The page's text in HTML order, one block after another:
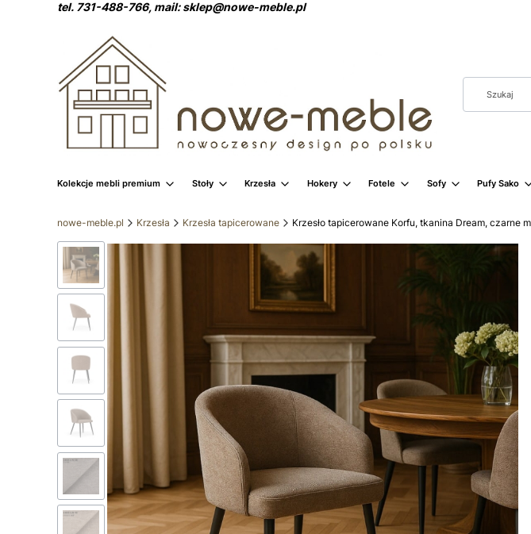
tel. 731-488-766, mail: sklep@nowe-meble.pl
Kolekcje mebli premium Stoły Krzesła Hokery Fotele Sofy Pufy Sako
nowe-meble.pl Krzesła Krzesła tapicerowane Krzesło tapicerowane Korfu, tkanina Dream, czarne